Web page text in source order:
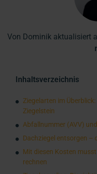
Von Dominik aktualisiert
Inhaltsverzeichnis
Ziegelarten im
Ziegelstein
Abfallnummer (AVV)
Dachziegel entsorgen –
Mit diesen Kosten
rechnen